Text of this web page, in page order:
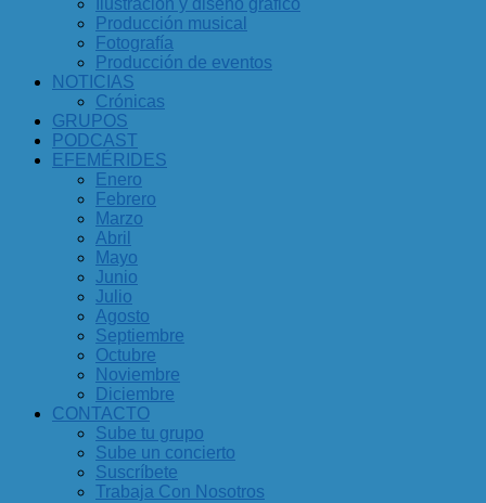
Ilustración y diseño gráfico
Producción musical
Fotografía
Producción de eventos
NOTICIAS
Crónicas
GRUPOS
PODCAST
EFEMÉRIDES
Enero
Febrero
Marzo
Abril
Mayo
Junio
Julio
Agosto
Septiembre
Octubre
Noviembre
Diciembre
CONTACTO
Sube tu grupo
Sube un concierto
Suscríbete
Trabaja Con Nosotros